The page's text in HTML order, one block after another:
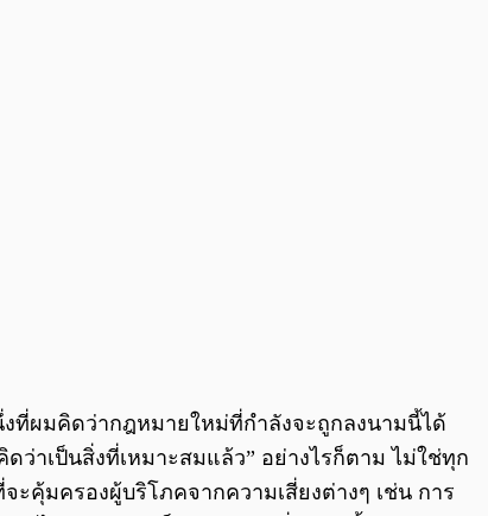
งที่ผมคิดว่ากฎหมายใหม่ที่กำลังจะถูกลงนามนี้ได้
ว่าเป็นสิ่งที่เหมาะสมแล้ว” อย่างไรก็ตาม ไม่ใช่ทุก
คุ้มครองผู้บริโภคจากความเสี่ยงต่างๆ เช่น การ